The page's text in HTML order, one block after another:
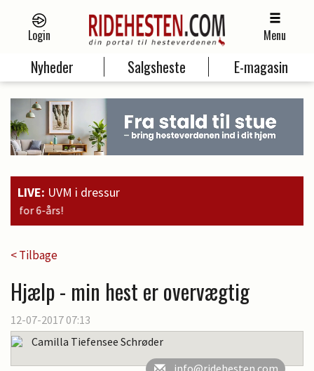
Login Menu
Nyheder Salgsheste E-magasin
LIVE: UVM i dressur
< Tilbage
Hjælp - min hest er overvægtig
12-07-2017 07:13
Camilla Tiefensee Schrøder
info@ridehesten.com